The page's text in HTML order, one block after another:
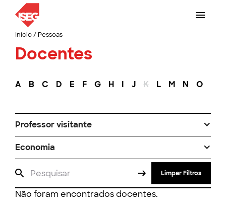
Início/ Pessoas
Docentes
A B C D E F G H I J K L M N O
Professor visitante
Economia
Limpar Filtros
Não foram encontrados docentes.